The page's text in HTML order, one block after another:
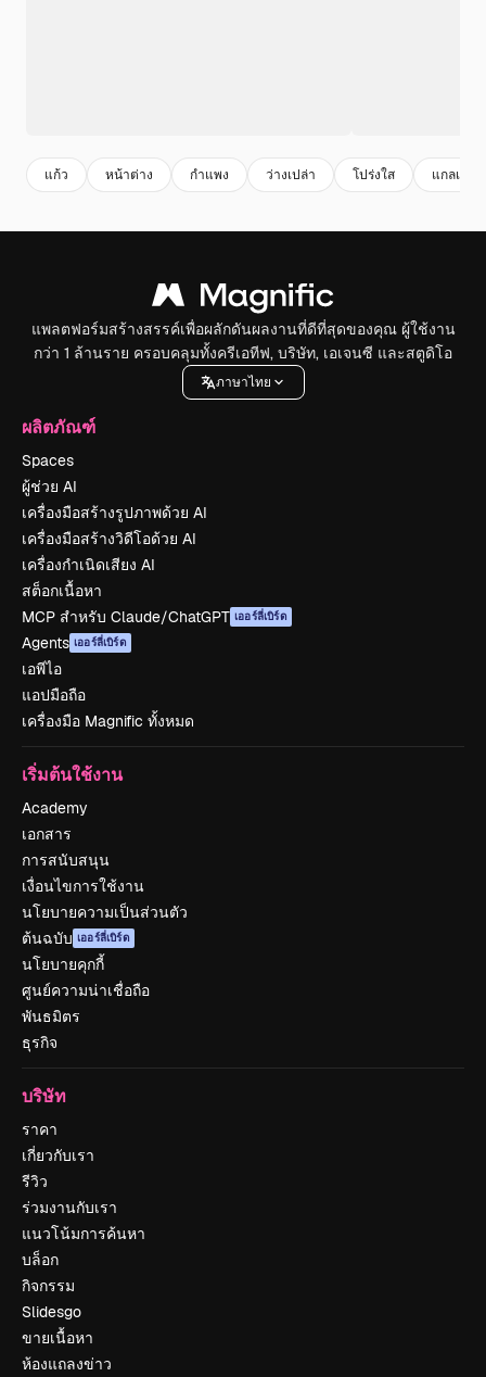
แก้ว หน้าต่าง กําแพง ว่างเปล่า โปร่งใส แกลเลอรี่
แพลตฟอร์มสร้างสรรค์เพื่อผลักดันผลงานที่ดีที่สุดของคุณ ผู้ใช้งาน
กว่า 1 ล้านราย ครอบคลุมทั้งครีเอทีฟ, บริษัท, เอเจนซี และสตูดิโอ
ภาษาไทย
ผลิตภัณฑ์
Spaces
ผู้ช่วย AI
เครื่องมือสร้างรูปภาพด้วย AI
เครื่องมือสร้างวิดีโอด้วย AI
เครื่องกำเนิดเสียง AI
สต็อกเนื้อหา
MCP สำหรับ Claude/ChatGPT เออร์ลี่เบิร์ด
Agents เออร์ลี่เบิร์ด
เอพีไอ
แอปมือถือ
เครื่องมือ Magnific ทั้งหมด
เริ่มต้นใช้งาน
Academy
เอกสาร
การสนับสนุน
เงื่อนไขการใช้งาน
นโยบายความเป็นส่วนตัว
ต้นฉบับ เออร์ลี่เบิร์ด
นโยบายคุกกี้
ศูนย์ความน่าเชื่อถือ
พันธมิตร
ธุรกิจ
บริษัท
ราคา
เกี่ยวกับเรา
รีวิว
ร่วมงานกับเรา
แนวโน้มการค้นหา
บล็อก
กิจกรรม
Slidesgo
ขายเนื้อหา
ห้องแถลงข่าว